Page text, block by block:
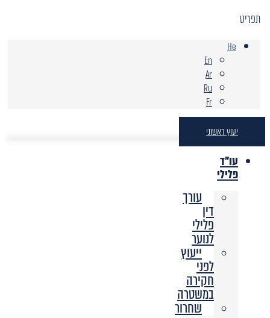
תפריט
He
En
Ar
Ru
Fr
יעוץ ראשוני
עו"ד
פלילי
עורך
דין
פלילי
לנוער
ייעוץ
לפני
חקירה
במשטרה
שחרור